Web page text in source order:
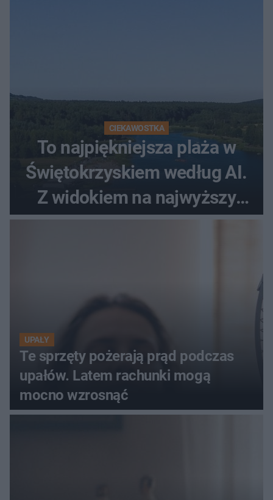
CIEKAWOSTKA
To najpiękniejsza plaża w
Świętokrzyskiem według AI.
Z widokiem na najwyższy
szczyt Gór Świętokrzyskich
UPAŁY
Te sprzęty pożerają prąd podczas
upałów. Latem rachunki mogą
mocno wzrosnąć